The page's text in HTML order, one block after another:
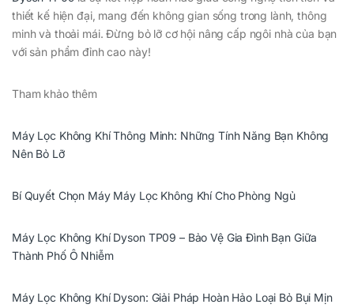
thiết kế hiện đại, mang đến không gian sống trong lành, thông
minh và thoải mái. Đừng bỏ lỡ cơ hội nâng cấp ngôi nhà của bạn
với sản phẩm đỉnh cao này!
Tham khảo thêm
Máy Lọc Không Khí Thông Minh: Những Tính Năng Bạn Không
Nên Bỏ Lỡ
Bí Quyết Chọn Máy Máy Lọc Không Khí Cho Phòng Ngủ
Máy Lọc Không Khí Dyson TP09 – Bảo Vệ Gia Đình Bạn Giữa
Thành Phố Ô Nhiễm
Máy Lọc Không Khí Dyson: Giải Pháp Hoàn Hảo Loại Bỏ Bụi Mịn